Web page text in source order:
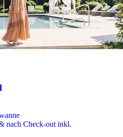
nach Check-out inkl.